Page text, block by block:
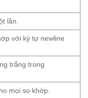
lần.
với ký tự newline
trắng trong
mọi so khớp.